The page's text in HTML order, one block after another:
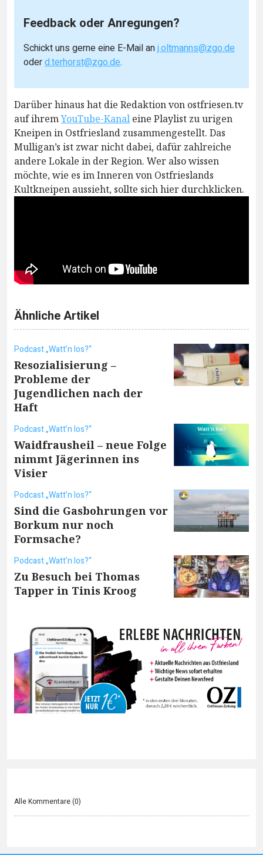
Feedback oder Anregungen?
Schickt uns gerne eine E-Mail anj.oltmanns@zgo.de
oderd.terhorst@zgo.de.
Darüber hinaus hat die Redaktion von ostfriesen.tv
auf ihremYouTube-Kanal eine Playlist zu urigen
Kneipen in Ostfriesland zusammengestellt. Das
Mulligan’s ist zwar nicht dabei, dafür zahlreiche
andere Lokale in der Region. Wer also wissen
möchte, wie es im Inneren von Ostfrieslands
Kultkneipen aussieht, sollte sich hier durchklicken.
Ähnliche Artikel
Podcast „Watt’n los?“
Resozialisierung –
Probleme der
Jugendlichen nach der
Haft
Podcast „Watt’n los?“
Waidfrausheil – neue Folge
nimmt Jägerinnen ins
Visier
Podcast „Watt’n los?“
Sind die Gasbohrungen vor
Borkum nur noch
Formsache?
Podcast „Watt’n los?“
Zu Besuch bei Thomas
Tapper in Tinis Kroog
Alle Kommentare (0)